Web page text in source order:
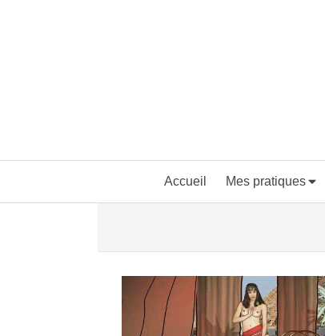
Accueil Mes pratiques